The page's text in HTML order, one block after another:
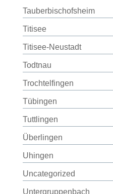
Tauberbischofsheim
Titisee
Titisee-Neustadt
Todtnau
Trochtelfingen
Tübingen
Tuttlingen
Überlingen
Uhingen
Uncategorized
Untergruppenbach